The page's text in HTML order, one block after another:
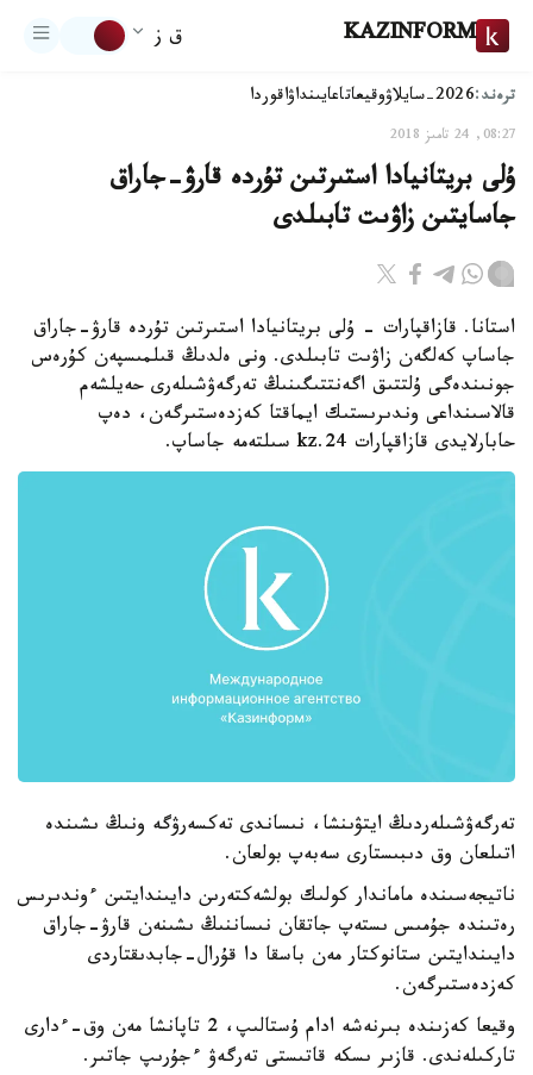
KAZINFORM ق ز
ترەند:2026-سايلاۋ وقيعاتاعايىنداۋاقوردا
08:27, 24 تامىز 2018
ۇلى بريتانيادا استىرتىن تۇردە قارۋ-جاراق
جاسايتىن زاۋىت تابىلدى
استانا. قازاقپارات - ۇلى بريتانيادا استىرتىن تۇردە قارۋ-جاراق
جاساپ كەلگەن زاۋىت تابىلدى. ونى ەلدىڭ قىلمىسپەن كۇرەس
جونىندەگى ۇلتتىق اگەنتتىگىنىڭ تەرگەۋشىلەرى حەيلشەم
قالاسىنداعى وندىرىستىك ايماقتا كەزدەستىرگەن، دەپ
حابارلايدى قازاقپارات 24.kz سىلتەمە جاساپ.
تەرگەۋشىلەردىڭ ايتۋىنشا، نىساندى تەكسەرۋگە ونىڭ ىشىندە
اتىلعان وق دىبىستارى سەبەپ بولعان.
ناتيجەسىندە ماماندار كولىك بولشەكتەرىن دايىندايتىن ءوندىرىس
رەتىندە جۇمىس ىستەپ جاتقان نىساننىڭ ىشىنەن قارۋ-جاراق
دايىندايتىن ستانوكتار مەن باسقا دا قۇرال-جابدىقتاردى
كەزدەستىرگەن.
وقيعا كەزىندە بىرنەشە ادام ۇستالىپ، 2 تاپانشا مەن وق-ءدارى
تاركىلەندى. قازىر ىسكە قاتىستى تەرگەۋ ءجۇرىپ جاتىر.